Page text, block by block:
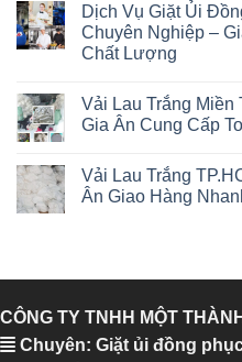
Dịch Vụ Giặt Ủi
Chuyên Nghiệp –
Chất Lượng
Vải Lau Trắng Miền
Gia Ân Cung Cấp
Vải Lau Trắng
Ân Giao Hàng
CÔNG TY TNHH MỘT
Chuyên: Giặt ủi đồng